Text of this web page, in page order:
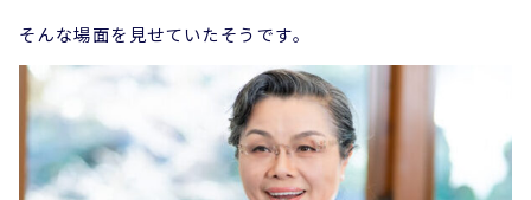
そんな場面を見せていたそうです。